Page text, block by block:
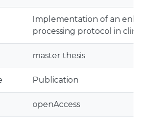
Implementation of an
processing protocol in
master thesis
Publication
openAccess